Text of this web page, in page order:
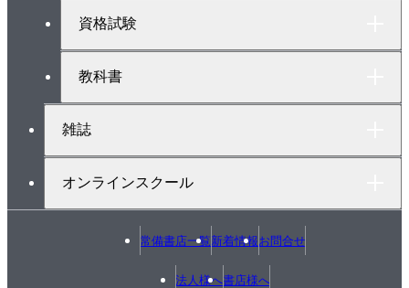
資格試験
教科書
雑誌
オンラインスクール
常備書店一覧新着情報お問合せ
法人様へ書店様へ